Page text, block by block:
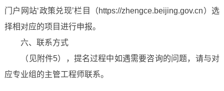
门户网站‘政策兑现’栏目（https://zhengce.beijing.gov.cn）选
择相对应的项目进行申报。
六、联系方式
（见附件5），提名过程中如遇需要咨询的问题，请与对
应专业组的主管工程师联系。